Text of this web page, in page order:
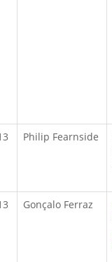
Philip Fearnside
Gonçalo Ferraz